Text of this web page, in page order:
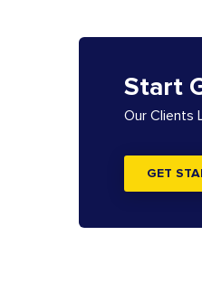
Start
Our Clients
GET